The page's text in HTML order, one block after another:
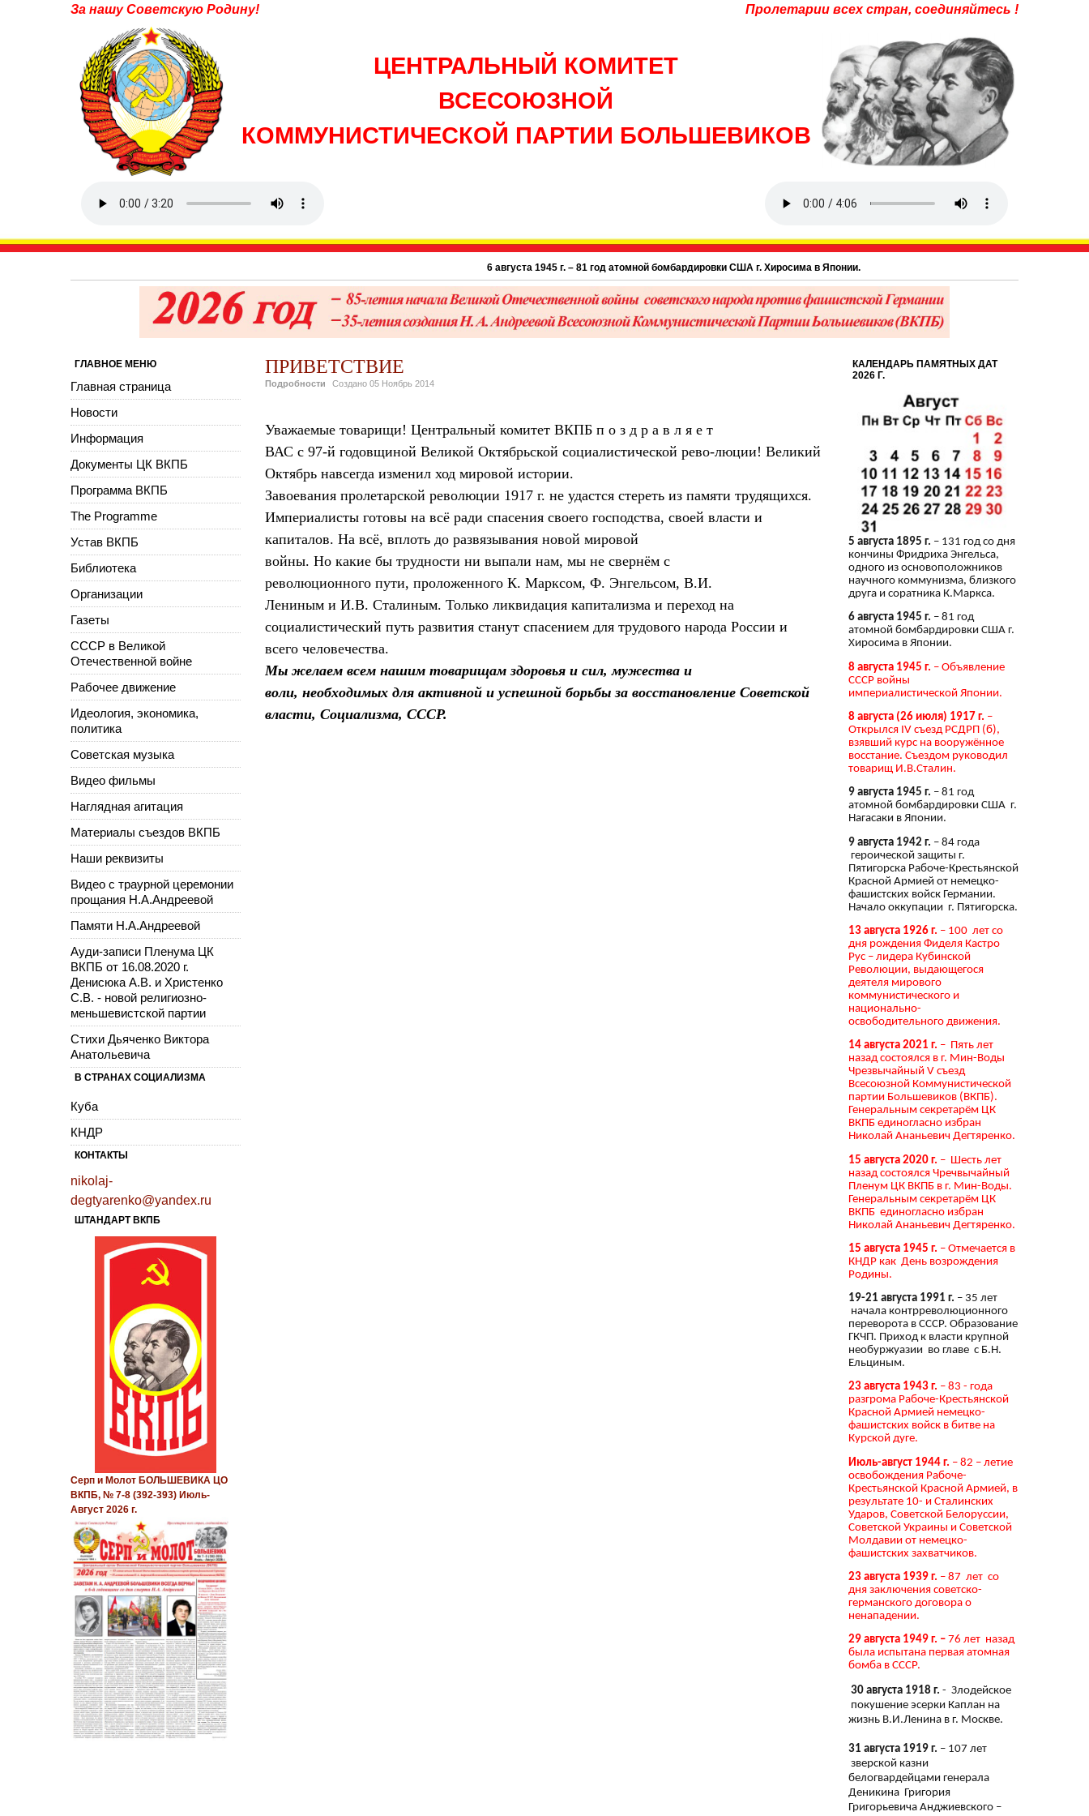
За нашу Советскую Родину! Пролетарии всех стран, соединяйтесь !
ЦЕНТРАЛЬНЫЙ КОМИТЕТ
ВСЕСОЮЗНОЙ
КОММУНИСТИЧЕСКОЙ ПАРТИИ БОЛЬШЕВИКОВ
6 августа 1945 г. – 81 год атомной бомбардировки США г. Хиросима в Японии.
ПРИВЕТСТВИЕ
Подробности Создано 05 Ноябрь 2014
Уважаемые товарищи! Центральный комитет ВКПБ п о з д р а в л я е т
ВАС с 97-й годовщиной Великой Октябрьской социалистической рево-люции! Великий
Октябрь навсегда изменил ход мировой истории.
Завоевания пролетарской революции 1917 г. не удастся стереть из памяти трудящихся.
Империалисты готовы на всё ради спасения своего господства, своей власти и
капиталов. На всё, вплоть до развязывания новой мировой
войны. Но какие бы трудности ни выпали нам, мы не свернём с
революционного пути, проложенного К. Марксом, Ф. Энгельсом, В.И.
Лениным и И.В. Сталиным. Только ликвидация капитализма и переход на
социалистический путь развития станут спасением для трудового народа России и
всего человечества.
Мы желаем всем нашим товарищам здоровья и сил, мужества и
воли, необходимых для активной и успешной борьбы за восстановление Советской
власти, Социализма, СССР.
ГЛАВНОЕ МЕНЮ
Главная страница
Новости
Информация
Документы ЦК ВКПБ
Программа ВКПБ
The Programme
Устав ВКПБ
Библиотека
Организации
Газеты
СССР в Великой
Отечественной войне
Рабочее движение
Идеология, экономика,
политика
Советская музыка
Видео фильмы
Наглядная агитация
Материалы съездов ВКПБ
Наши реквизиты
Видео с траурной церемонии
прощания Н.А.Андреевой
Памяти Н.А.Андреевой
Ауди-записи Пленума ЦК
ВКПБ от 16.08.2020 г.
Денисюка А.В. и Христенко
С.В. - новой религиозно-
меньшевистской партии
Стихи Дьяченко Виктора
Анатольевича
В СТРАНАХ СОЦИАЛИЗМА
Куба
КНДР
КОНТАКТЫ
nikolaj-
degtyarenko@yandex.ru
ШТАНДАРТ ВКПБ
Серп и Молот БОЛЬШЕВИКА ЦО
ВКПБ, № 7-8 (392-393) Июль-
Август 2026 г.
КАЛЕНДАРЬ ПАМЯТНЫХ ДАТ
2026 Г.
5 августа 1895 г. – 131 год со дня
кончины Фридриха Энгельса,
одного из основоположников
научного коммунизма, близкого
друга и соратника К.Маркса.
6 августа 1945 г. – 81 год
атомной бомбардировки США г.
Хиросима в Японии.
8 августа 1945 г. – Объявление
СССР войны
империалистической Японии.
8 августа (26 июля) 1917 г. –
Открылся IV съезд РСДРП (б),
взявший курс на вооружённое
восстание. Съездом руководил
товарищ И.В.Сталин.
9 августа 1945 г. – 81 год
атомной бомбардировки США г.
Нагасаки в Японии.
9 августа 1942 г. – 84 года
героической защиты г.
Пятигорска Рабоче-Крестьянской
Красной Армией от немецко-
фашистских войск Германии.
Начало оккупации г. Пятигорска.
13 августа 1926 г. – 100 лет со
дня рождения Фиделя Кастро
Рус – лидера Кубинской
Революции, выдающегося
деятеля мирового
коммунистического и
национально-
освободительного движения.
14 августа 2021 г. – Пять лет
назад состоялся в г. Мин-Воды
Чрезвычайный V съезд
Всесоюзной Коммунистической
партии Большевиков (ВКПБ).
Генеральным секретарём ЦК
ВКПБ единогласно избран
Николай Ананьевич Дегтяренко.
15 августа 2020 г. – Шесть лет
назад состоялся Чречвычайный
Пленум ЦК ВКПБ в г. Мин-Воды.
Генеральным секретарём ЦК
ВКПБ единогласно избран
Николай Ананьевич Дегтяренко.
15 августа 1945 г. – Отмечается в
КНДР как День возрождения
Родины.
19-21 августа 1991 г. – 35 лет
начала контрреволюционного
переворота в СССР. Образование
ГКЧП. Приход к власти крупной
необуржуазии во главе с Б.Н.
Ельциным.
23 августа 1943 г. – 83 - года
разгрома Рабоче-Крестьянской
Красной Армией немецко-
фашистских войск в битве на
Курской дуге.
Июль-август 1944 г. – 82 – летие
освобождения Рабоче-
Крестьянской Красной Армией, в
результате 10- и Сталинских
Ударов, Советской Белоруссии,
Советской Украины и Советской
Молдавии от немецко-
фашистских захватчиков.
23 августа 1939 г. – 87 лет со
дня заключения советско-
германского договора о
ненападении.
29 августа 1949 г. – 76 лет назад
была испытана первая атомная
бомба в СССР.
30 августа 1918 г. - Злодейское
покушение эсерки Каплан на
жизнь В.И.Ленина в г. Москве.
31 августа 1919 г. – 107 лет
зверской казни
белогвардейцами генерала
Деникина Григория
Григорьевича Анджиевского –